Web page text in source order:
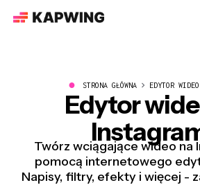
● STRONA GŁÓWNA EDYTOR WIDEO
Edytor
Twórz wciągające wideo na
pomocą internetowego
Napisy, filtry, efekty i więcej -